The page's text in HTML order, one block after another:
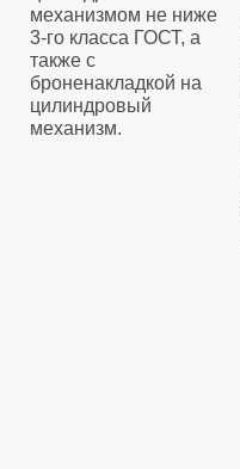
механизмом не ниже
3-го класса ГОСТ, а
также с
броненакладкой на
цилиндровый
механизм.